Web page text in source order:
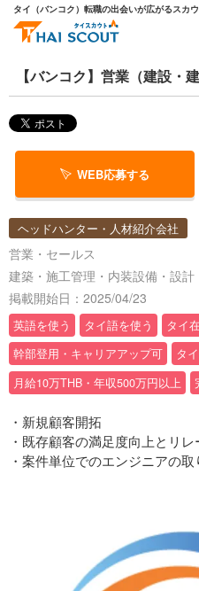
タイ（バンコク）転職の出会いが広がるスカ
【バンコク】営業（建設・
WEB応募する
ヘッドハンター・人材紹介会社
営業・セールス
建築・施工管理・内装設備・設計
掲載開始日：2025/04/23
英語を使う タイ語を使う
タイ
幹部登用・キャリアアップ可
タ
月給10万THB・年収500万円以上
・新規顧客開拓
・既存顧客の満足度向上とリ
・案件単位でのエンジニアの